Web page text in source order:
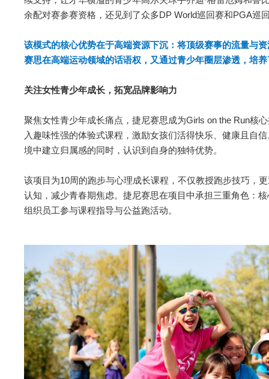
余配对赛参赛资格，还见到了众多DP World巡回赛和PGA巡
该模式的核心优势在于高端资源下沉：将顶级赛事的流量与
赛思在高端运动领域的话语权，又通过青少年圈层渗透，培
关注女性青少年成长，拓宽品牌影响力
聚焦女性青少年成长痛点，捷尼赛思成为Girls on the Run核
入趣味性强的体验式课程，激励女孩们活得快乐、健康且自
境中建立归属感的同时，认识到自身的独特优势。
该项目为10周的跑步与心理成长课程，不仅教授跑步技巧，
认知，减少青春期焦虑。捷尼赛思在项目中承担三重角色：
组织员工参与课程指导与公益跑活动。